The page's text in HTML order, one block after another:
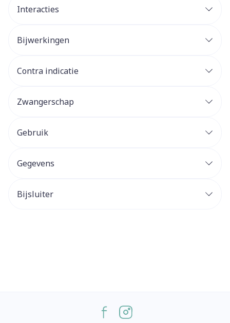
Interacties
Bijwerkingen
Contra indicatie
Zwangerschap
Gebruik
Gegevens
Bijsluiter